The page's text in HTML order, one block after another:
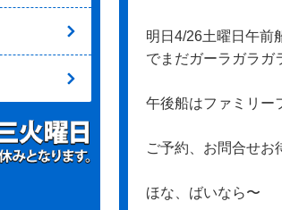
明日4/26土曜日午前
でまだガーラガラガ
午後船はファミリー
ご予約、お問合せお
ほな、ばいなら〜